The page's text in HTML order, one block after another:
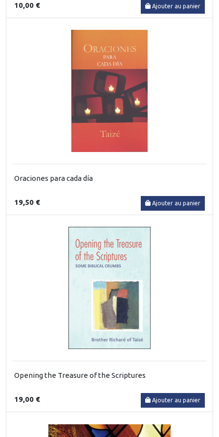
10,00 € Ajouter au panier
Oraciones para cada día
19,50 € Ajouter au panier
Opening the Treasure of the Scriptures
19,00 € Ajouter au panier